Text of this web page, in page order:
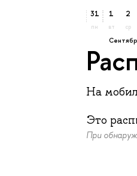
31
пн
1
вт
2
ср
На
Это
При